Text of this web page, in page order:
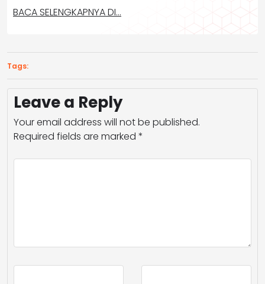
BACA SELENGKAPNYA DI…
Tags:
Leave a Reply
Your email address will not be published.
Required fields are marked *